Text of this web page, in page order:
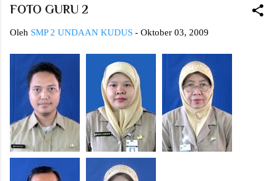
FOTO GURU 2
Oleh SMP 2 UNDAAN KUDUS - Oktober 03, 2009